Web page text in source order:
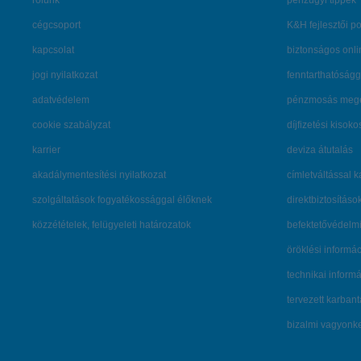
cégcsoport
kapcsolat
jogi nyilatkozat
adatvédelem
cookie szabályzat
karrier
akadálymentesítési nyilatkozat
szolgáltatások fogyatékossággal élőknek
közzétételek, felügyeleti határozatok
K&H fejlesztői
biztonságos
pénzmosás
díjfizetési
deviza átutalás
címletváltással
öröklési
technikai
tervezett
bizalmi